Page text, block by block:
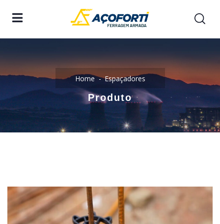
Home Espaçadores
Produto